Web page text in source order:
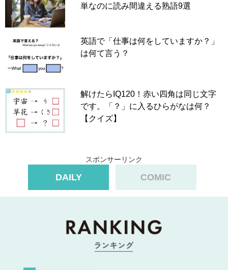
単なのに読み間違える熟語9選
英語で「仕事は何をしていますか？」
は何て言う？
解けたらIQ120！赤い四角は同じ文字
です。「？」に入るひらがなは何？
【クイズ】
スポンサーリンク
DAILY COMIC